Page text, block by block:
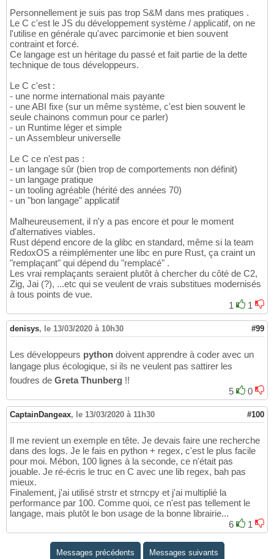
Personnellement je suis pas trop S&M dans mes pratiques .
Le C c'est le JS du développement système / applicatif, on ne
l'utilise en générale qu'avec parcimonie et bien souvent
contraint et forcé.
Ce langage est un héritage du passé et fait partie de la dette
technique de tous développeurs.
Le C c'est :
- une norme international mais payante
- une ABI fixe (sur un même système, c'est bien souvent le
seule chainons commun pour ce parler)
- un Runtime léger et simple
- un Assembleur universelle
Le C ce n'est pas :
- un langage sûr (bien trop de comportements non définit)
- un langage pratique
- un tooling agréable (hérité des années 70)
- un "bon langage" applicatif
Malheureusement, il n'y a pas encore et pour le moment
d'alternatives viables.
Rust dépend encore de la glibc en standard, même si la team
RedoxOS a réimplémenter une libc en pure Rust, ça craint un
"remplaçant" qui dépend du "remplacé" .
Les vrai remplaçants seraient plutôt à chercher du côté de C2,
Zig, Jai (?), ...etc qui se veulent de vrais substitues modernisés
à tous points de vue.
1
1
denisys, le 13/03/2020 à 10h30 #99
Les développeurs python doivent apprendre à coder avec un
langage plus écologique, si ils ne veulent pas sattirer les
foudres de Greta Thunberg !!
5
0
CaptainDangeax, le 13/03/2020 à 11h30 #100
Il me revient un exemple en tête. Je devais faire une recherche
dans des logs. Je le fais en python + regex, c'est le plus facile
pour moi. Mébon, 100 lignes à la seconde, ce n'était pas
jouable. Je ré-écris le truc en C avec une lib regex, bah pas
mieux.
Finalement, j'ai utilisé strstr et strncpy et j'ai multiplié la
performance par 100. Comme quoi, ce n'est pas tellement le
langage, mais plutôt le bon usage de la bonne librairie...
6
1
Messages précédents Messages suivants